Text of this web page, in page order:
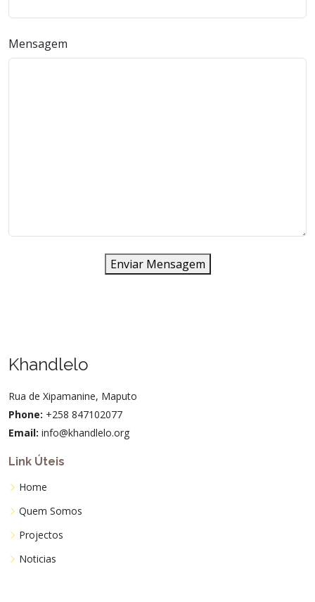
Mensagem
Enviar Mensagem
Khandlelo
Rua de Xipamanine, Maputo
Phone: +258 847102077
Email: info@khandlelo.org
Link Úteis
Home
Quem Somos
Projectos
Noticias